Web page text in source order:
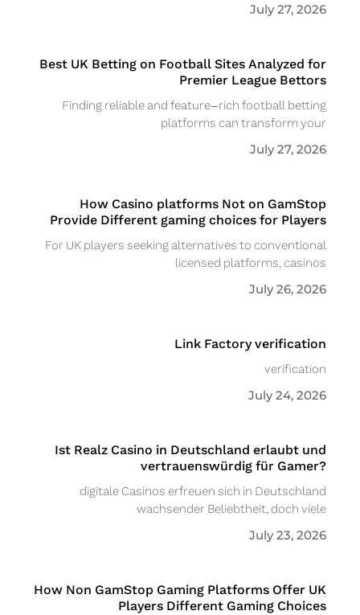
July 27, 2026
Best UK Betting on Football Sites Analyzed for
Premier League Bettors
Finding reliable and feature-rich football betting
platforms can transform your
July 27, 2026
How Casino platforms Not on GamStop
Provide Different gaming choices for Players
For UK players seeking alternatives to conventional
licensed platforms, casinos
July 26, 2026
Link Factory verification
verification
July 24, 2026
Ist Realz Casino in Deutschland erlaubt und
vertrauenswürdig für Gamer?
digitale Casinos erfreuen sich in Deutschland
wachsender Beliebtheit, doch viele
July 23, 2026
How Non GamStop Gaming Platforms Offer UK
Players Different Gaming Choices